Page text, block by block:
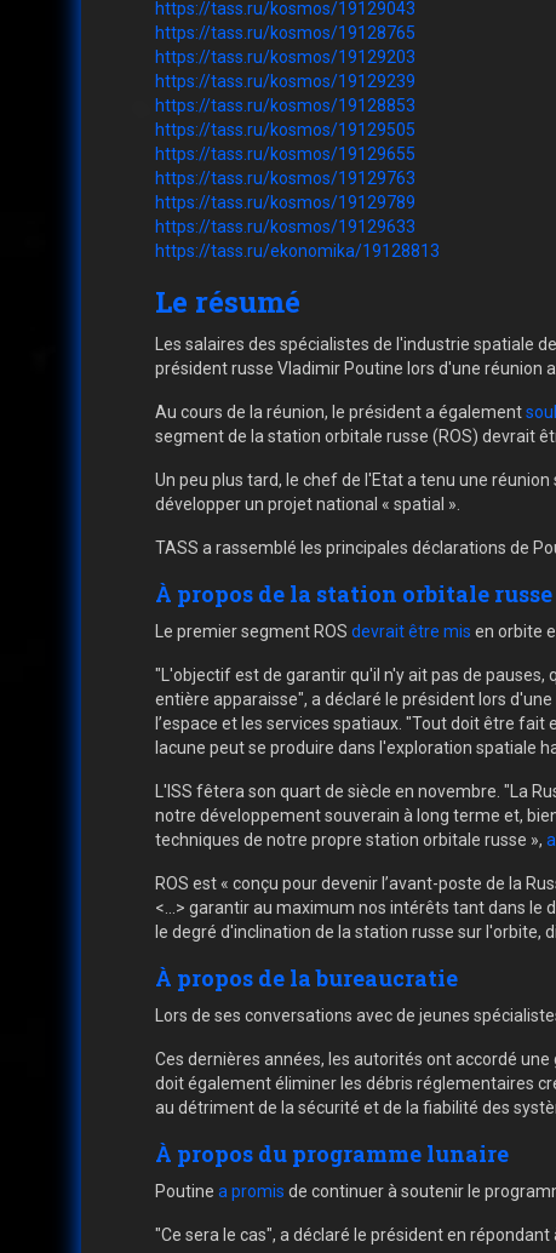
https://tass.ru/kosmos/19129043
https://tass.ru/kosmos/19128765
https://tass.ru/kosmos/19129203
https://tass.ru/kosmos/19129239
https://tass.ru/kosmos/19128853
https://tass.ru/kosmos/19129505
https://tass.ru/kosmos/19129655
https://tass.ru/kosmos/19129763
https://tass.ru/kosmos/19129789
https://tass.ru/kosmos/19129633
https://tass.ru/ekonomika/19128813
Le résumé
Les salaires des spécialistes de l'industrie spatiale
président russe Vladimir Poutine lors d'une réunion
Au cours de la réunion, le président a également
segment de la station orbitale russe (ROS) devrait
Un peu plus tard, le chef de l'Etat a tenu une
développer un projet national « spatial ».
TASS a rassemblé les principales déclarations de
À propos de la station orbitale russe
Le premier segment ROS devrait être mis en orbite
"L'objectif est de garantir qu'il n'y ait pas de
entière apparaisse", a déclaré le président lors
l’espace et les services spatiaux. "Tout doit être
lacune peut se produire dans l'exploration spatiale
L'ISS fêtera son quart de siècle en novembre. "La
notre développement souverain à long terme et,
techniques de notre propre station orbitale russe », a
ROS est « conçu pour devenir l’avant-poste de la
<...> garantir au maximum nos intérêts tant dans le
le degré d'inclination de la station russe sur l'orbite,
À propos de la bureaucratie
Lors de ses conversations avec de jeunes
Ces dernières années, les autorités ont accordé
doit également éliminer les débris réglementaires
au détriment de la sécurité et de la fiabilité des
À propos du programme lunaire
Poutine a promis de continuer à soutenir le
"Ce sera le cas", a déclaré le président en